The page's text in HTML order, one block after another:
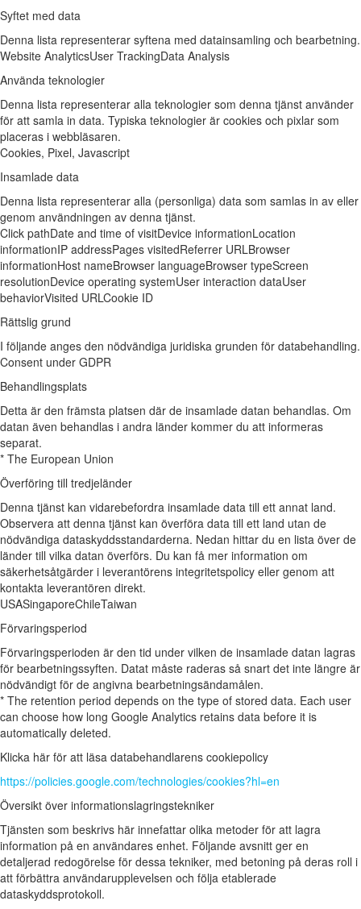
Syftet med data
Denna lista representerar syftena med datainsamling och bearbetning.
Website AnalyticsUser TrackingData Analysis
Använda teknologier
Denna lista representerar alla teknologier som denna tjänst använder
för att samla in data. Typiska teknologier är cookies och pixlar som
placeras i webbläsaren.
Cookies, Pixel, Javascript
Insamlade data
Denna lista representerar alla (personliga) data som samlas in av eller
genom användningen av denna tjänst.
Click pathDate and time of visitDevice informationLocation
informationIP addressPages visitedReferrer URLBrowser
informationHost nameBrowser languageBrowser typeScreen
resolutionDevice operating systemUser interaction dataUser
behaviorVisited URLCookie ID
Rättslig grund
I följande anges den nödvändiga juridiska grunden för databehandling.
Consent under GDPR
Behandlingsplats
Detta är den främsta platsen där de insamlade datan behandlas. Om
datan även behandlas i andra länder kommer du att informeras
separat.
* The European Union
Överföring till tredjeländer
Denna tjänst kan vidarebefordra insamlade data till ett annat land.
Observera att denna tjänst kan överföra data till ett land utan de
nödvändiga dataskyddsstandarderna. Nedan hittar du en lista över de
länder till vilka datan överförs. Du kan få mer information om
säkerhetsåtgärder i leverantörens integritetspolicy eller genom att
kontakta leverantören direkt.
USASingaporeChileTaiwan
Förvaringsperiod
Förvaringsperioden är den tid under vilken de insamlade datan lagras
för bearbetningssyften. Datat måste raderas så snart det inte längre är
nödvändigt för de angivna bearbetningsändamålen.
* The retention period depends on the type of stored data. Each user
can choose how long Google Analytics retains data before it is
automatically deleted.
Klicka här för att läsa databehandlarens cookiepolicy
https://policies.google.com/technologies/cookies?hl=en
Översikt över informationslagringstekniker
Tjänsten som beskrivs här innefattar olika metoder för att lagra
information på en användares enhet. Följande avsnitt ger en
detaljerad redogörelse för dessa tekniker, med betoning på deras roll i
att förbättra användarupplevelsen och följa etablerade
dataskyddsprotokoll.